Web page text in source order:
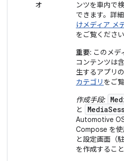
オ
ンツを車内で
できます。詳
けメディア メ
をご覧ください
重要: このメデ
コンテンツは
生するアプリ
カテゴリ をご
作成手段:
と
Automotive
Compose を
と設定画面（
を作成するこ